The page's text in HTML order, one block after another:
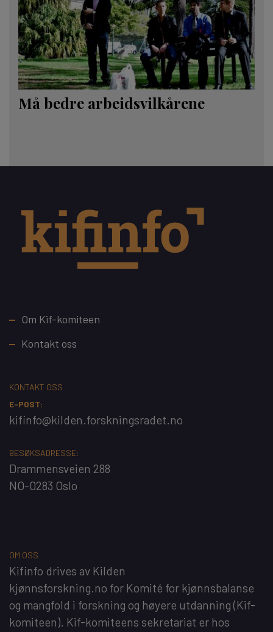
Må bedre arbeidsvilkårene
Footer
Om Kif-komiteen
Kontakt oss
KONTAKT OSS
E-POST:
kifinfo@kilden.forskningsradet.no
BESØKSADRESSE:
Drammensveien 288
NO-0283 Oslo
OM OSS
Kifinfo drives av Kilden
kjønnsforskning.no for Komité for kjønnsbalanse
og mangfold i forskning og høyere utdanning(Kif-
komiteen). Kif-komiteens sekretariat er hos